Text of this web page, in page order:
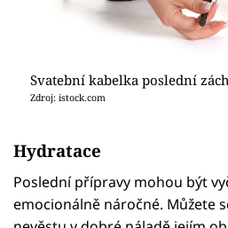
Svatební kabelka poslední
Zdroj: istock.com
Hydratace
Poslední přípravy mohou být
emocionálně náročné. Můžete